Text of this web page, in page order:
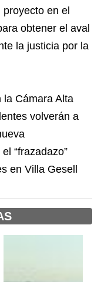
en el
obtener el aval
la justicia por la
la Cámara Alta
volverán a
“frazadazo”
en Villa Gesell